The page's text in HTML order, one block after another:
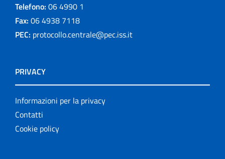
Telefono: 06 4990 1
Fax: 06 4938 7118
PEC: protocollo.centrale@pec.iss.it
PRIVACY
Informazioni per la privacy
Contatti
Cookie policy